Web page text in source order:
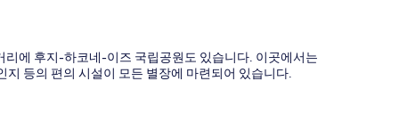
에 후지-하코네-이즈 국립공원도 있습니다. 이곳에서는
등의 편의 시설이 모든 별장에 마련되어 있습니다.